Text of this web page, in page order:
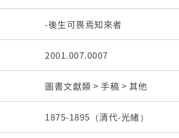
-後生可畏焉知來者
2001.007.0007
圖書文獻類 > 手稿 > 其他
1875-1895（清代-光緒）